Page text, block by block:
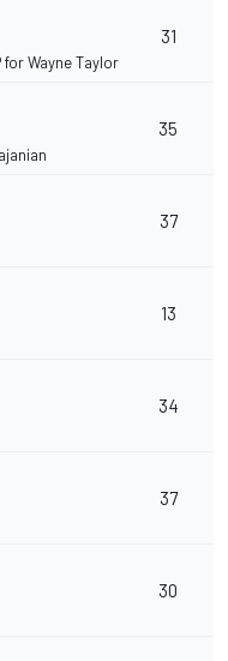
for Wayne Taylor
31
35
37
13
34
37
30